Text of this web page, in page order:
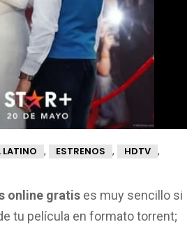
LATINO , ESTRENOS , HDTV ,
online gratis es muy sencillo si
tu película en formato torrent;